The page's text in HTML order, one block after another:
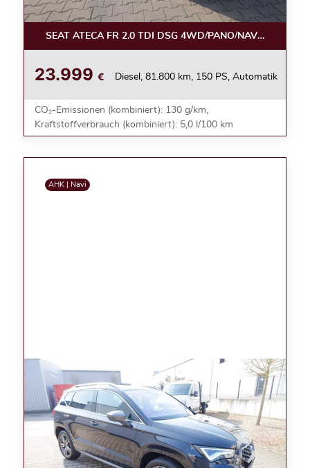
SEAT ATECA FR 2.0 TDI DSG 4WD/PANO/NAVI/AHK/
23.999 € Diesel, 81.800 km, 150 PS, Automatik
CO₂-Emissionen (kombiniert): 130 g/km,
Kraftstoffverbrauch (kombiniert): 5,0 l/100 km
AHK | Navi